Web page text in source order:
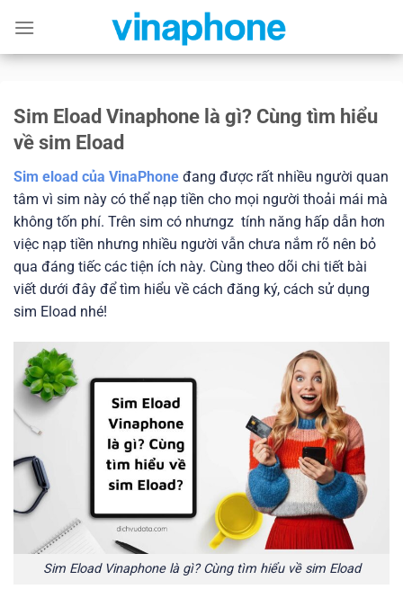
content
Sim Eload Vinaphone là gì? Cùng tìm hiểu
về sim Eload
Sim eload của VinaPhone đang được rất nhiều người quan
tâm vì sim này có thể nạp tiền cho mọi người thoải mái mà
không tốn phí. Trên sim có nhưngz tính năng hấp dẫn hơn
việc nạp tiền nhưng nhiều người vẫn chưa nắm rõ nên bỏ
qua đáng tiếc các tiện ích này. Cùng theo dõi chi tiết bài
viết dưới đây để tìm hiểu về cách đăng ký, cách sử dụng
sim Eload nhé!
Sim Eload Vinaphone là gì? Cùng tìm hiểu về sim Eload